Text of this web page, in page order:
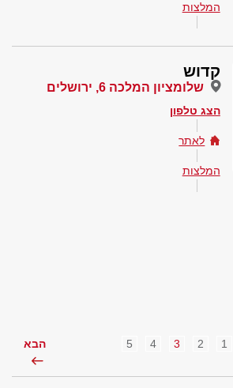
המלצות
קדוש
שלומציון המלכה 6, ירושלים
הצג טלפון
לאתר
המלצות
1
2
3
4
5 הבא